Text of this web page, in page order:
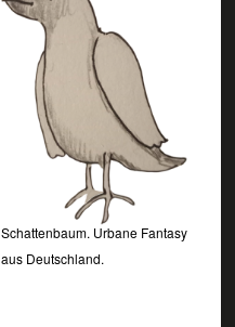
Schattenbaum. Urbane Fantasy
aus Deutschland.